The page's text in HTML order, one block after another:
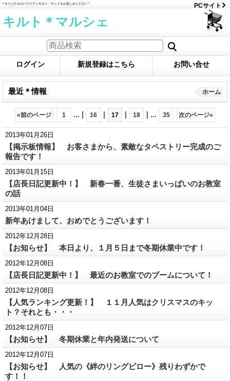
＊オリジナルのハワイアンキルト・キットをお楽しみください＊ PCサイト
キルト＊マルシェ
ログイン 新規登録はこちら お問い合せ
最近＊情報 ホーム
«前のページ 1 ... | 16 | 17 | 18 | ... 35 次のページ»
2013年01月26日
【掲示板情報】 お客さまから、素敵なタペストリー完成のご
報告です！
2013年01月15日
【店長日記更新中！】 新春一番、生徒さまいっぱいのお教室
の話
2013年01月04日
新年あけまして、おめでとうございます！
2012年12月28日
【お知らせ】 本日より、１月５日まで冬期休業中です！
2012年12月08日
【店長日記更新中！】 最近のお教室でのブームについて！
2012年12月08日
【人気ランキング更新！】 １１月人気はクリスマスのキッ
ト？それとも・・・
2012年12月07日
【お知らせ】 冬期休業と年内発送について
2012年12月07日
【お知らせ】 人気の《絆のリングピロー》残りわずかで
す！！